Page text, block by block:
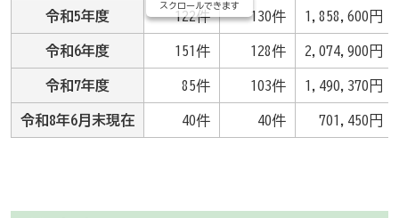
令和5年度 122件 130件 1,858,600円
令和6年度 151件 128件 2,074,900円
令和7年度 85件 103件 1,490,370円
令和8年6月末現在 40件 40件 701,450円
スクロールできます